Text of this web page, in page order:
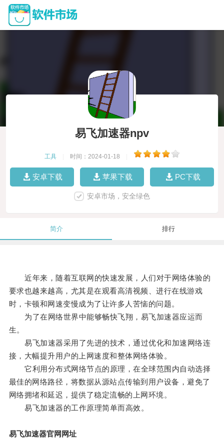
易飞加速器npv
工具 时间：2024-01-18
安卓下载 苹果下载 PC下载
安卓市场，安全绿色
简介 排行
近年来，随着互联网的快速发展，人们对于网络体验的
要求也越来越高，尤其是在观看高清视频、进行在线游戏
时，卡顿和网速变慢成为了让许多人苦恼的问题。
为了在网络世界中能够畅快飞翔，易飞加速器应运而
生。
易飞加速器采用了先进的技术，通过优化和加速网络连
接，大幅提升用户的上网速度和整体网络体验。
它利用分布式网络节点的原理，在全球范围内自动选择
最佳的网络路径，将数据从源站点传输到用户设备，避免了
网络拥堵和延迟，提供了稳定流畅的上网环境。
易飞加速器的工作原理简单而高效。
易飞加速器官网网址